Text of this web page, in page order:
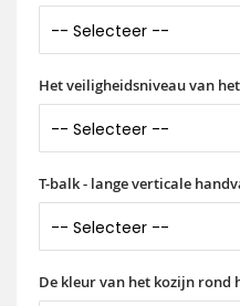
Het veiligheidsniveau van
T-balk - lange verticale
De kleur van het kozijn rond